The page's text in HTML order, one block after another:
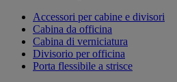
Accessori per cabine e divisori
Cabina da officina
Cabina di verniciatura
Divisorio per officina
Porta flessibile a strisce